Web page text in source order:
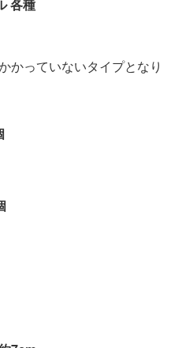
各種
かっていないタイプとなり